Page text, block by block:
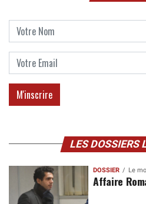
LES DOSSIERS
DOSSIER Le
Affaire